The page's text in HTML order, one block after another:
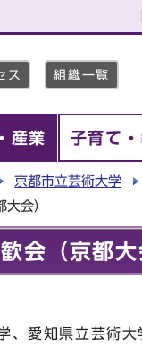
ス 組織一覧
産業 子育て
京都市立芸術大学
会）
会（京都大
、愛知県立芸術